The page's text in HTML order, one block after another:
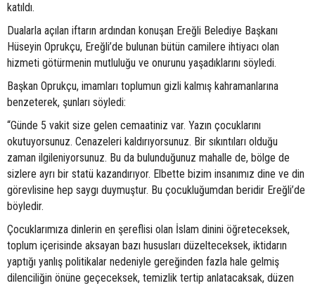
katıldı.
Dualarla açılan iftarın ardından konuşan Ereğli Belediye Başkanı
Hüseyin Oprukçu, Ereğli’de bulunan bütün camilere ihtiyacı olan
hizmeti götürmenin mutluluğu ve onurunu yaşadıklarını söyledi.
Başkan Oprukçu, imamları toplumun gizli kalmış kahramanlarına
benzeterek, şunları söyledi:
“Günde 5 vakit size gelen cemaatiniz var. Yazın çocuklarını
okutuyorsunuz. Cenazeleri kaldırıyorsunuz. Bir sıkıntıları olduğu
zaman ilgileniyorsunuz. Bu da bulunduğunuz mahalle de, bölge de
sizlere ayrı bir statü kazandırıyor. Elbette bizim insanımız dine ve din
görevlisine hep saygı duymuştur. Bu çocukluğumdan beridir Ereğli’de
böyledir.
Çocuklarımıza dinlerin en şereflisi olan İslam dinini öğreteceksek,
toplum içerisinde aksayan bazı hususları düzelteceksek, iktidarın
yaptığı yanlış politikalar nedeniyle gereğinden fazla hale gelmiş
dilenciliğin önüne geçeceksek, temizlik tertip anlatacaksak, düzen